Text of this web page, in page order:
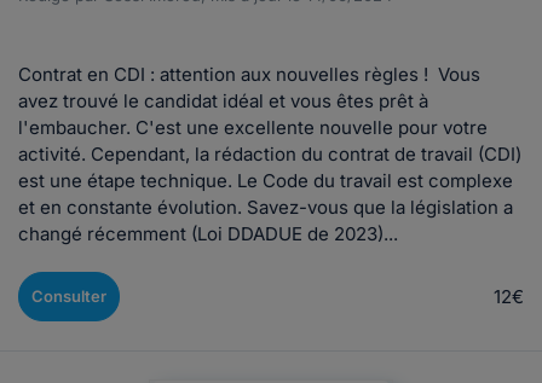
Contrat en CDI : attention aux nouvelles règles ! Vous
avez trouvé le candidat idéal et vous êtes prêt à
l'embaucher. C'est une excellente nouvelle pour votre
activité. Cependant, la rédaction du contrat de travail (CDI)
est une étape technique. Le Code du travail est complexe
et en constante évolution. Savez-vous que la législation a
changé récemment (Loi DDADUE de 2023)...
Consulter 12€